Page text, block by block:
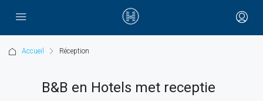
Accueil Réception
B&B en Hotels met receptie